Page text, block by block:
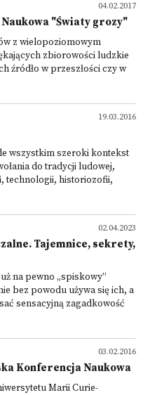
04.02.2017
"Światy grozy"
z wielopoziomowym
zbiorowości ludzkie
źródło w przeszłości czy w
19.03.2016
wszystkim szeroki kontekst
do tradycji ludowej,
technologii, historiozofii,
02.04.2023
Tajemnice, sekrety,
na pewno „spiskowy”
bez powodu używa się ich, a
sensacyjną zagadkowość
03.02.2016
Konferencja Naukowa
Marii Curie-